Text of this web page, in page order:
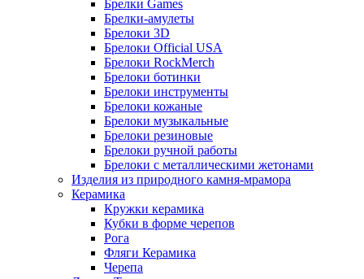
Брелки Games
Брелки-амулеты
Брелоки 3D
Брелоки Official USA
Брелоки RockMerch
Брелоки ботинки
Брелоки инструменты
Брелоки кожаные
Брелоки музыкальные
Брелоки резиновые
Брелоки ручной работы
Брелоки с металлическими жетонами
Изделия из природного камня-мрамора
Керамика
Кружки керамика
Кубки в форме черепов
Рога
Фляги Керамика
Черепа